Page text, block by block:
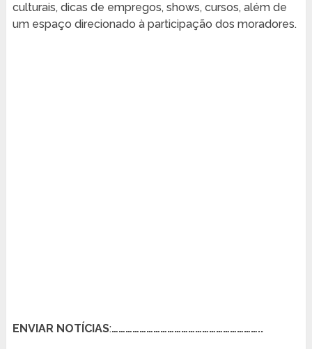
culturais, dicas de empregos, shows, cursos, além de
um espaço direcionado à participação dos moradores.
ENVIAR NOTÍCIAS:………………………………………………………..